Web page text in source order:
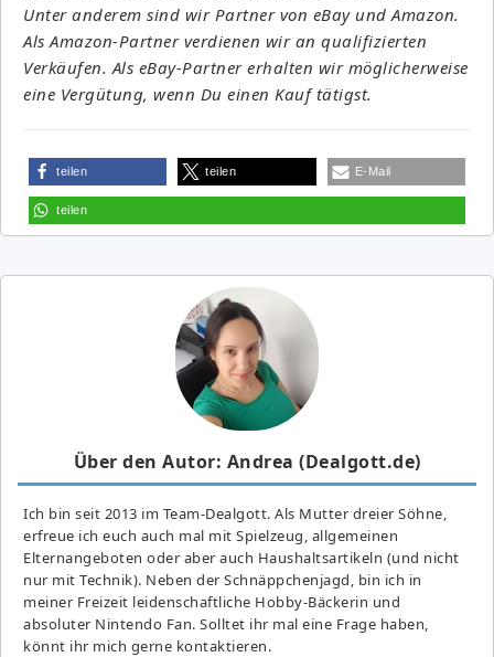
Unter anderem sind wir Partner von eBay und Amazon.
Als Amazon-Partner verdienen wir an qualifizierten
Verkäufen. Als eBay-Partner erhalten wir möglicherweise
eine Vergütung, wenn Du einen Kauf tätigst.
teilen teilen E-Mail
teilen
Über den Autor: Andrea (Dealgott.de)
Ich bin seit 2013 im Team-Dealgott. Als Mutter dreier Söhne,
erfreue ich euch auch mal mit Spielzeug, allgemeinen
Elternangeboten oder aber auch Haushaltsartikeln (und nicht
nur mit Technik). Neben der Schnäppchenjagd, bin ich in
meiner Freizeit leidenschaftliche Hobby-Bäckerin und
absoluter Nintendo Fan. Solltet ihr mal eine Frage haben,
könnt ihr mich gerne kontaktieren.